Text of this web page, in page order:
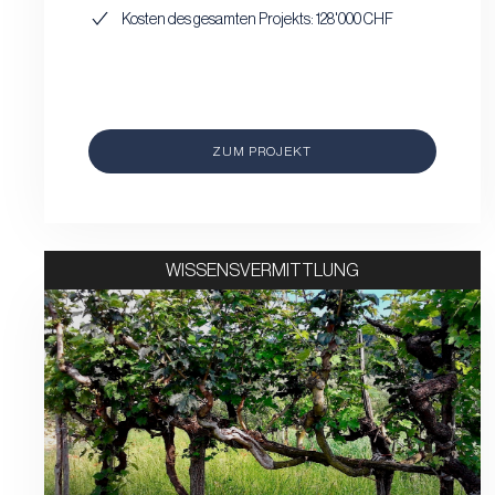
Kosten des gesamten Projekts: 128'000 CHF
ZUM PROJEKT
WISSENSVERMITTLUNG